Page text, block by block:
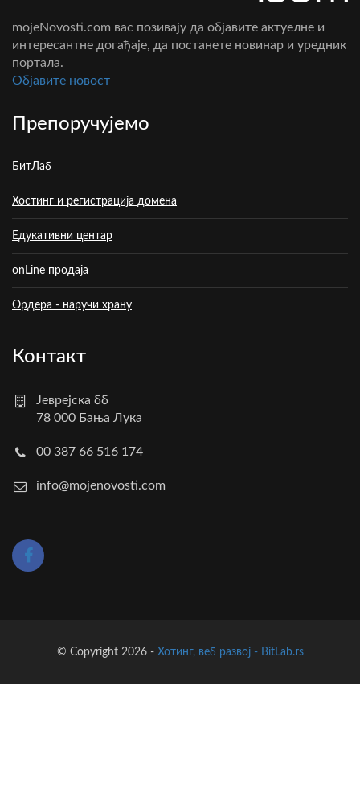
mojeNovosti.com вас позивају да објавите актуелне и
интересантне догађаје, да постанете новинар и уредник
портала.
Oбјавите новост
Препоручујемо
БитЛаб
Хостинг и регистрација домена
Едукативни центар
onLine продаја
Ордера - наручи храну
Контакт
Јеврејска бб
78 000 Бања Лука
00 387 66 516 174
info@mojenovosti.com
© Copyright 2026 - Хотинг, веб развој - BitLab.rs